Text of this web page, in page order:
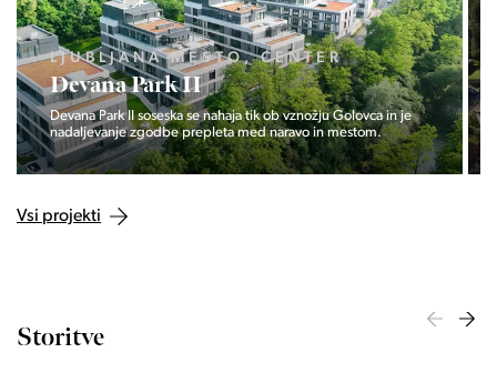
LJUBLJANA MESTO, CENTER
Devana Park II
Devana Park II soseska se nahaja tik ob vznožju Golovca in je
nadaljevanje zgodbe prepleta med naravo in mestom.
Vsi projekti
Storitve